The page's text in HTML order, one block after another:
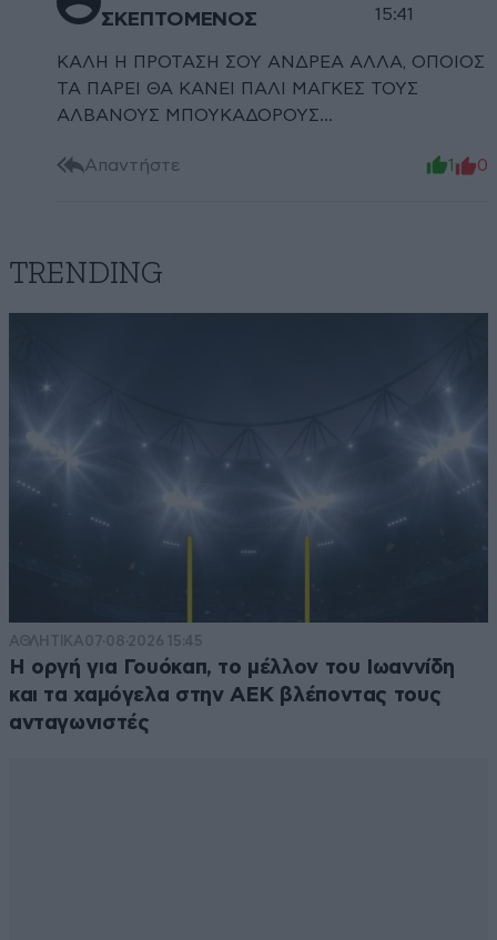
ΣΚΕΠΤΟΜΕΝΟΣ
15:41
ΚΑΛΗ Η ΠΡΟΤΑΣΗ ΣΟΥ ΑΝΔΡΕΑ ΑΛΛΑ, ΟΠΟΙΟΣ
ΤΑ ΠΑΡΕΙ ΘΑ ΚΑΝΕΙ ΠΑΛΙ ΜΑΓΚΕΣ ΤΟΥΣ
ΑΛΒΑΝΟΥΣ ΜΠΟΥΚΑΔΟΡΟΥΣ...
Απαντήστε 1 0
TRENDING
ΑΘΛΗΤΙΚΑ07·08·2026 15:45
Η οργή για Γουόκαπ, το μέλλον του Ιωαννίδη
και τα χαμόγελα στην ΑΕΚ βλέποντας τους
ανταγωνιστές